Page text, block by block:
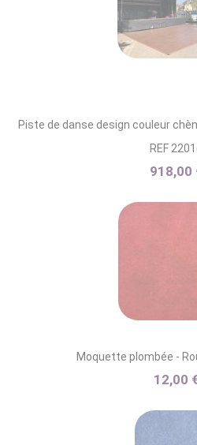
Piste de danse design couleur
REF
918,00
Moquette plombée -
12,00